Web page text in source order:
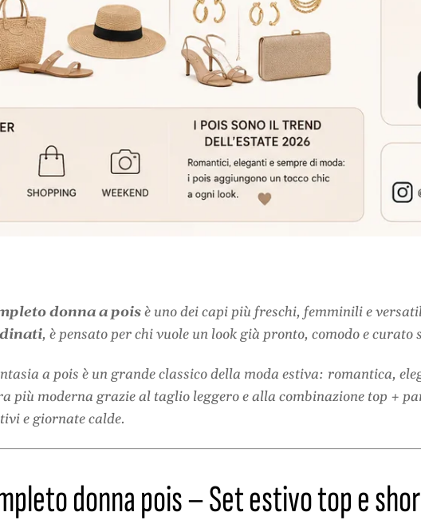
donna a poisè uno dei capi più freschi, femminili e
, è pensato per chi vuole un look già pronto, comodo e
a pois è un grande classico della moda estiva: romantica,
più moderna grazie al taglio leggero e alla combinazione top +
e giornate calde.
donna pois – Set estivo top e